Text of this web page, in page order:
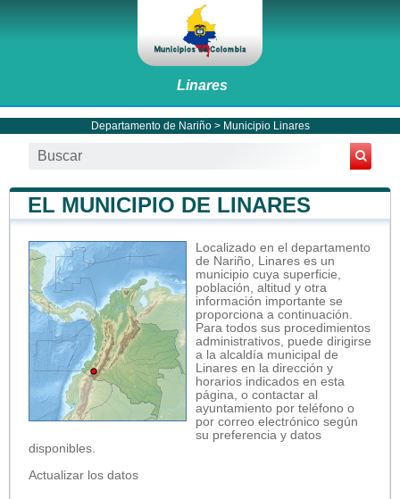
Linares
Departamento de Nariño> Municipio Linares
EL MUNICIPIO DE LINARES
Localizado en el departamento
de Nariño, Linares es un
municipio cuya superficie,
población, altitud y otra
información importante se
proporciona a continuación.
Para todos sus procedimientos
administrativos, puede dirigirse
a la alcaldía municipal de
Linares en la dirección y
horarios indicados en esta
página, o contactar al
ayuntamiento por teléfono o
por correo electrónico según
su preferencia y datos
disponibles.
Actualizar los datos